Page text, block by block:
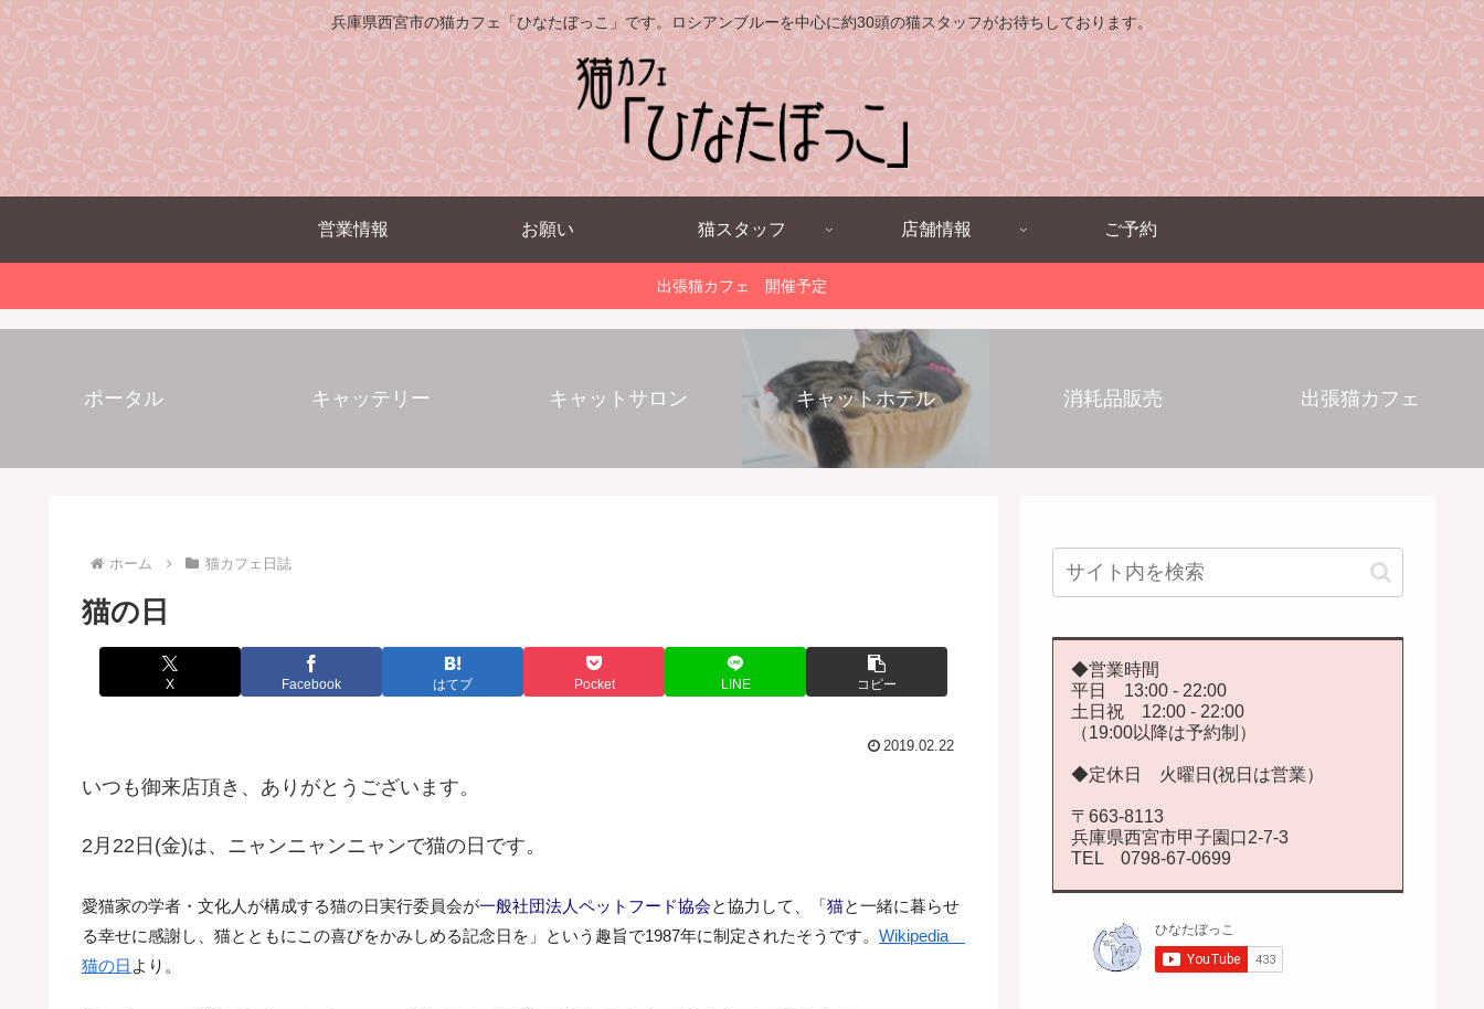
兵庫県西宮市の猫カフェ「ひなたぼっこ」です。ロシアンブルーを中心に約30頭の猫スタッフがお待ちしております。
営業情報 お願い 猫スタッフ 店舗情報 ご予約
出張猫カフェ 開催予定
ポータル キャッテリー キャットサロン キャットホテル 消耗品販売 出張猫カフェ
ホーム 猫カフェ日誌
猫の日
X Facebook はてブ Pocket LINE コピー
2019.02.22
いつも御来店頂き、ありがとうございます。
2月22日(金)は、ニャンニャンニャンで猫の日です。
愛猫家の学者・文化人が構成する猫の日実行委員会が一般社団法人ペットフード協会と協力して、「猫と一緒に暮らせ
る幸せに感謝し、猫とともにこの喜びをかみしめる記念日を」
という趣旨で1987年に制定されたそうです。 Wikipedia
猫の日 より。
◆営業時間
平日 13:00 - 22:00
土日祝 12:00 - 22:00
（19:00以降は予約制）
◆定休日 火曜日(祝日は営業）
〒663-8113
兵庫県西宮市甲子園口2-7-3
TEL 0798-67-0699